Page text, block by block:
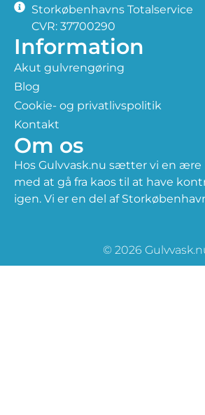
Storkøbenhavns Totalservice
CVR: 37700290
Information
Akut gulvrengøring
Blog
Cookie- og privatlivspolitik
Kontakt
Om os
Hos Gulvvask.nu sætter vi en
med at gå fra kaos til at have
igen. Vi er en del af
© 2026